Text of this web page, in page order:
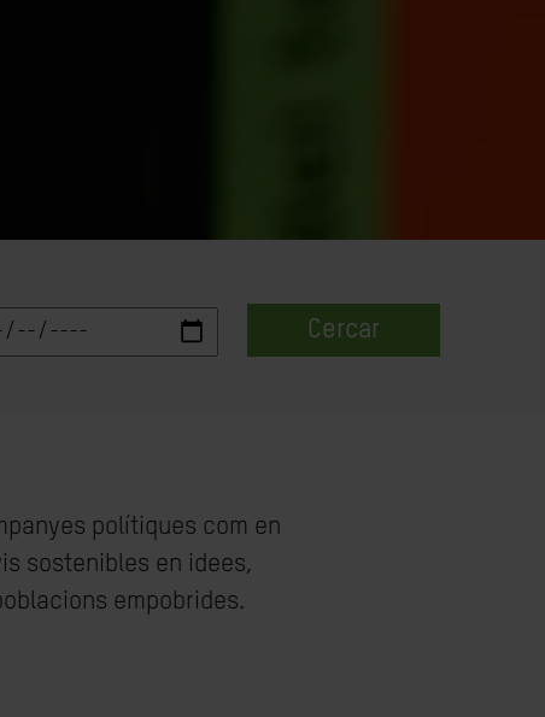
Cercar
polítiques com en
sostenibles en idees,
empobrides.